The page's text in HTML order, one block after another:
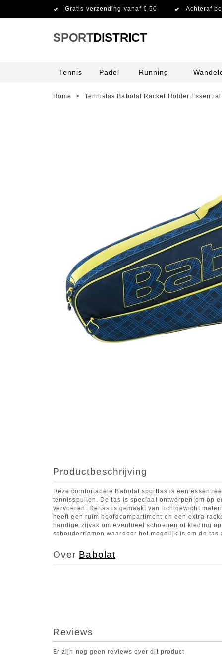
Gratis verzending vanaf € 50 Achteraf
SPORTDISTRICT
Tennis Padel Running
Home > Tennistas Babolat Racket Holder
Productbeschrijving
Deze comfortabele Babolat sporttas is een
tennisspullen. De tas is speciaal ontworpen om op
vervoeren. De tas is gemaakt van lichtgewicht
heeft een ruim hoofdcompartiment en een extra
handige zijvak om eventueel schoenen of kleding
schouderriemen waardoor het mogelijk is om de tas
Over Babolat
Reviews
Er zijn nog geen reviews over dit product